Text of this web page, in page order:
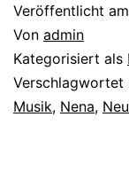
ankommen…
Veröffentlicht am
Von admin
Kategorisiert als
Verschlagwortet
Musik, Nena,